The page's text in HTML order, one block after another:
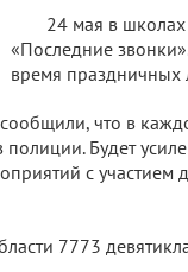
24 мая в
«Последние
время праздничных
что в
полиции. Будет
с участием
7773